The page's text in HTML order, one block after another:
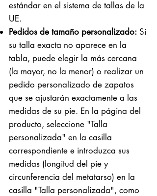
estándar en el sistema de tallas de la
UE.
Pedidos de tamaño personalizado: Si
su talla exacta no aparece en la
tabla, puede elegir la más cercana
(la mayor, no la menor) o realizar un
pedido personalizado de zapatos
que se ajustarán exactamente a las
medidas de su pie. En la página del
producto, seleccione "Talla
personalizada" en la casilla
correspondiente e introduzca sus
medidas (longitud del pie y
circunferencia del metatarso) en la
casilla "Talla personalizada", como